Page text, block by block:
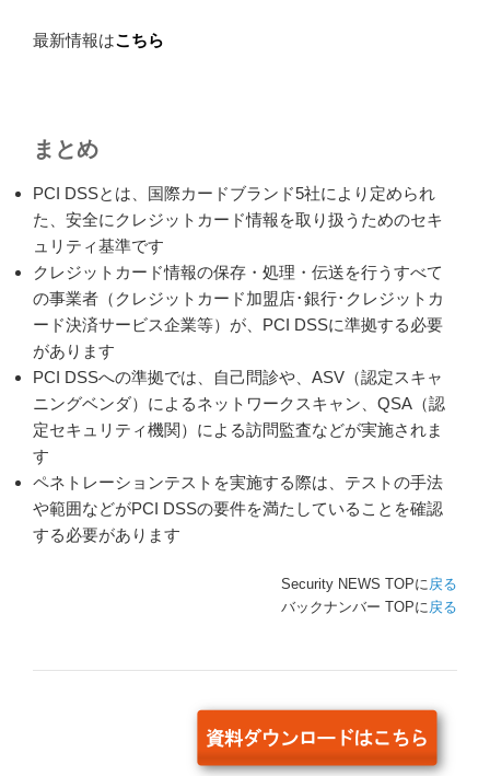
最新情報はこちら
まとめ
PCI DSSとは、国際カードブランド5社により定められ
た、安全にクレジットカード情報を取り扱うためのセキ
ュリティ基準です
クレジットカード情報の保存・処理・伝送を行うすべて
の事業者（クレジットカード加盟店･銀行･クレジットカ
ード決済サービス企業等）が、PCI DSSに準拠する必要
があります
PCI DSSへの準拠では、自己問診や、ASV（認定スキャ
ニングベンダ）によるネットワークスキャン、QSA（認
定セキュリティ機関）による訪問監査などが実施されま
す
ペネトレーションテストを実施する際は、テストの手法
や範囲などがPCI DSSの要件を満たしていることを確認
する必要があります
Security NEWS TOPに戻る
バックナンバー TOPに戻る